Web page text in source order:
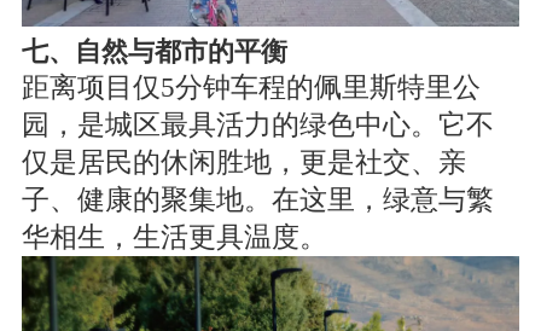
七、自然与都市的平衡
距离项目仅5分钟车程的佩里斯特里公
园，是城区最具活力的绿色中心。它不
仅是居民的休闲胜地，更是社交、亲
子、健康的聚集地。在这里，绿意与繁
华相生，生活更具温度。